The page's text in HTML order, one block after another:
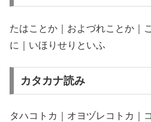
たはことか｜およづれことか｜
に｜いほりせりといふ
カタカナ読み
タハコトカ｜オヨヅレコトカ｜